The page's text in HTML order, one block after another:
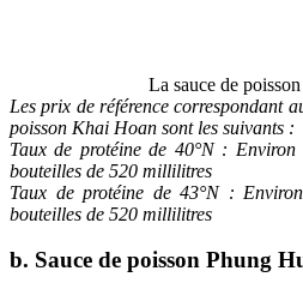
La sauce de
Les prix de référence correspondant
poisson Khai Hoan sont les suivants :
Taux de protéine de 40°N :
bouteilles de 520 millilitres
Taux de protéine de 43°N :
bouteilles de 520 millilitres
b. Sauce de poisson Phung